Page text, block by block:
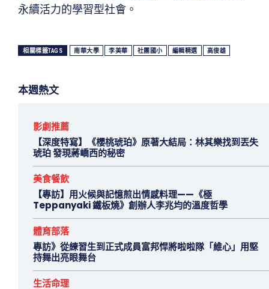
永續活力的學習型社會。
相關標籤TAGS 南華大學 李美華 社團國小 編輯精選 高俊雄
本週熱文
影劇推薦
【深度特寫】《櫻桃琥珀》原著大結局：林其樂找到丟失
琥珀 發現蔣嶠西的秘密
美食餐飲
【專訪】用火候與記憶煎出情感料理——《極
Teppanyaki 鐵板燒》創辦人李兆均的溫度哲學
體育部落
專訪》從練習生到正式成員富邦悍將啦啦隊「維心」用堅
持舞出亮眼舞台
生活命理